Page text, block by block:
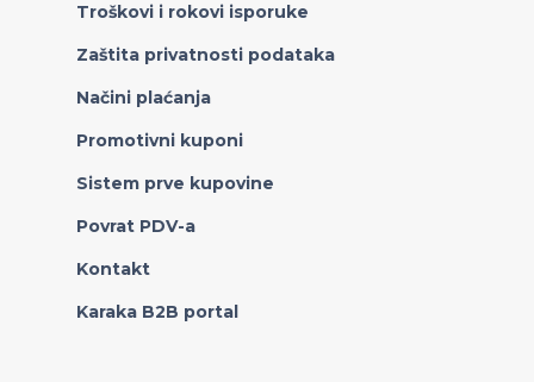
Troškovi i rokovi isporuke
Zaštita privatnosti podataka
Načini plaćanja
Promotivni kuponi
Sistem prve kupovine
Povrat PDV-a
Kontakt
Karaka B2B portal